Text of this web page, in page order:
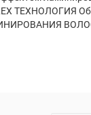
ТЕХНОЛОГИЯ
ВОЛОС